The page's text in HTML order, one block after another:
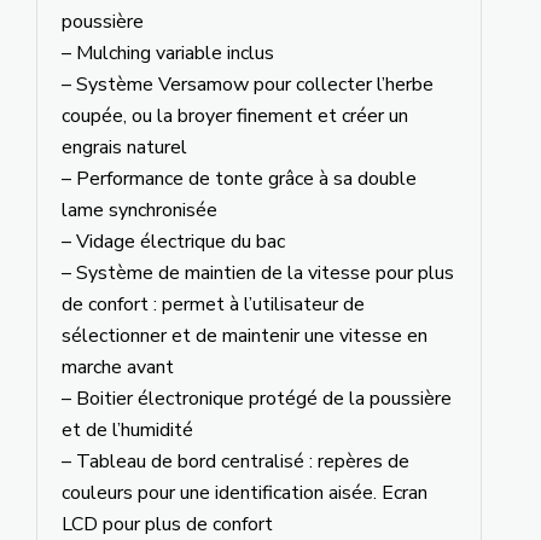
poussière
– Mulching variable inclus
– Système Versamow pour collecter l’herbe
coupée, ou la broyer finement et créer un
engrais naturel
– Performance de tonte grâce à sa double
lame synchronisée
– Vidage électrique du bac
– Système de maintien de la vitesse pour plus
de confort : permet à l’utilisateur de
sélectionner et de maintenir une vitesse en
marche avant
– Boitier électronique protégé de la poussière
et de l’humidité
– Tableau de bord centralisé : repères de
couleurs pour une identification aisée. Ecran
LCD pour plus de confort